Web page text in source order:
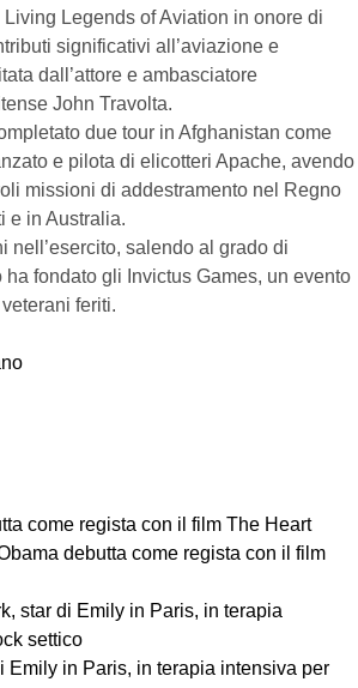
Legends of Aviation in onore di
significativi all’aviazione e
dall’attore e ambasciatore
John Travolta.
due tour in Afghanistan come
e pilota di elicotteri Apache, avendo
missioni di addestramento nel Regno
e in Australia.
nell’esercito, salendo al grado di
fondato gli Invictus Games, un evento
feriti.
debutta come regista con il film
star di Emily in Paris, in terapia
settico